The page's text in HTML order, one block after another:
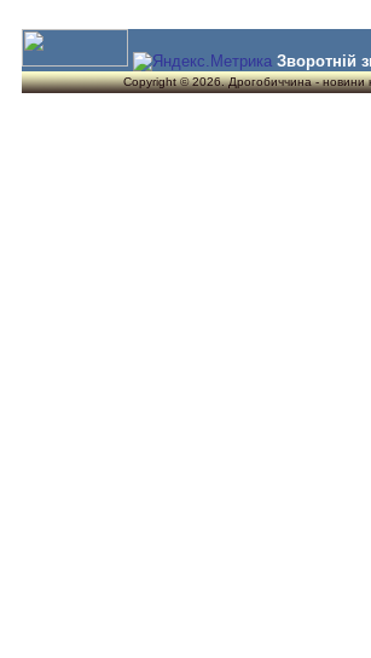
Зворотній
Copyright © 2026. Дрогобиччина - новини